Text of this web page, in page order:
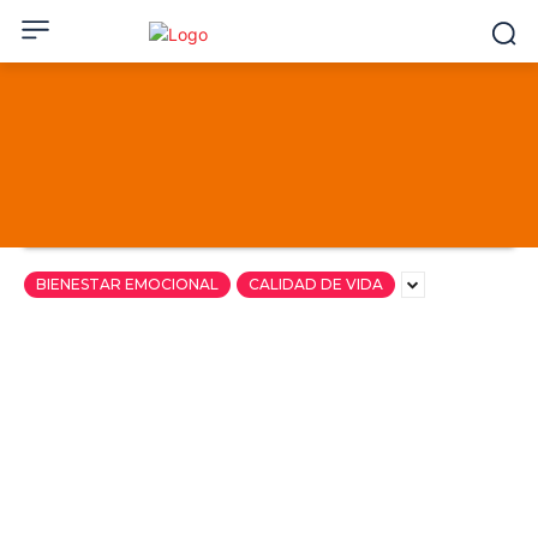
BIENESTAR EMOCIONAL CALIDAD DE VIDA